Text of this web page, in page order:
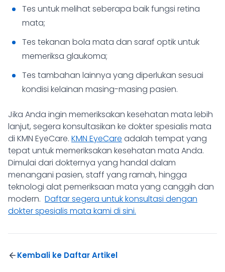
Tes untuk melihat seberapa baik fungsi retina
mata;
Tes tekanan bola mata dan saraf optik untuk
memeriksa glaukoma;
Tes tambahan lainnya yang diperlukan sesuai
kondisi kelainan masing-masing pasien.
Jika Anda ingin memeriksakan kesehatan mata lebih
lanjut, segera konsultasikan ke dokter spesialis mata
di KMN EyeCare. KMN EyeCare adalah tempat yang
tepat untuk memeriksakan kesehatan mata Anda.
Dimulai dari dokternya yang handal dalam
menangani pasien, staff yang ramah, hingga
teknologi alat pemeriksaan mata yang canggih dan
modern. Daftar segera untuk konsultasi dengan
dokter spesialis mata kami di sini.
Kembali ke Daftar Artikel